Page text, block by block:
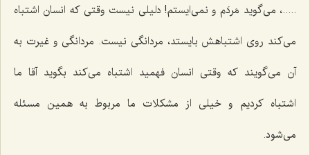
.....، می‌گوید مَردَم و نمی‌ایستم! دلیلی نیست وقتی که انسان اشتباه
می‌کند روی اشتباهش بایستد، مردانگی نیست. مردانگی و غیرت به
آن می‌گویند که وقتی انسان فهمید اشتباه می‌کند بگوید آقا ما
اشتباه کردیم و خیلی از مشکلات ما مربوط به همین مسئله
می‌شود.